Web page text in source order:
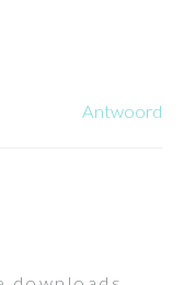
Antwoord